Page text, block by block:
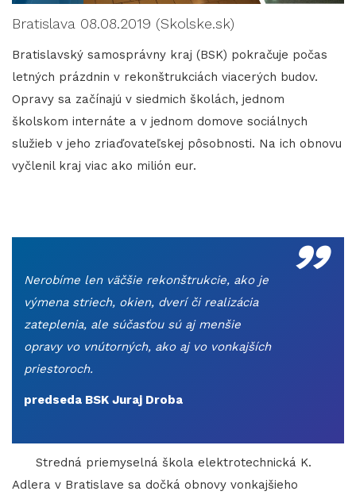
Bratislava 08.08.2019 (Skolske.sk)
Bratislavský samosprávny kraj (BSK) pokračuje počas
letných prázdnin v rekonštrukciách viacerých budov.
Opravy sa začínajú v siedmich školách, jednom
školskom internáte a v jednom domove sociálnych
služieb v jeho zriaďovateľskej pôsobnosti. Na ich obnovu
vyčlenil kraj viac ako milión eur.
„
Nerobíme len väčšie rekonštrukcie, ako je
výmena striech, okien, dverí či realizácia
zateplenia, ale súčasťou sú aj menšie
opravy vo vnútorných, ako aj vo vonkajších
priestoroch.
predseda BSK Juraj Droba
Stredná priemyselná škola elektrotechnická K.
Adlera v Bratislave sa dočká obnovy vonkajšieho